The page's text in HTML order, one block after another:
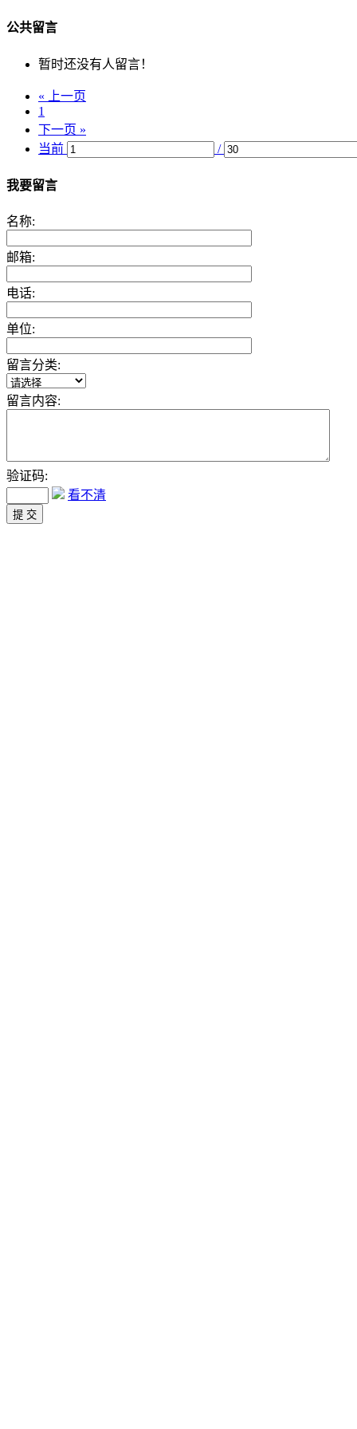
公共留言
暂时还没有人留言！
« 上一页
1
下一页 »
当前
/
我要留言
名称:
邮箱:
电话:
单位:
留言分类:
留言内容:
验证码:
看不清